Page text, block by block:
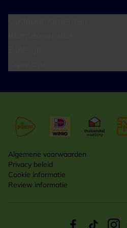
Algemene voorwaarden
Privacy beleid
Cookie informatie
Review informatie